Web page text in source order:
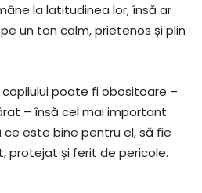
la latitudinea lor, însă ar
un ton calm, prietenos și plin
poate fi obositoare –
– însă cel mai important
este bine pentru el, să fie
protejat și ferit de pericole.